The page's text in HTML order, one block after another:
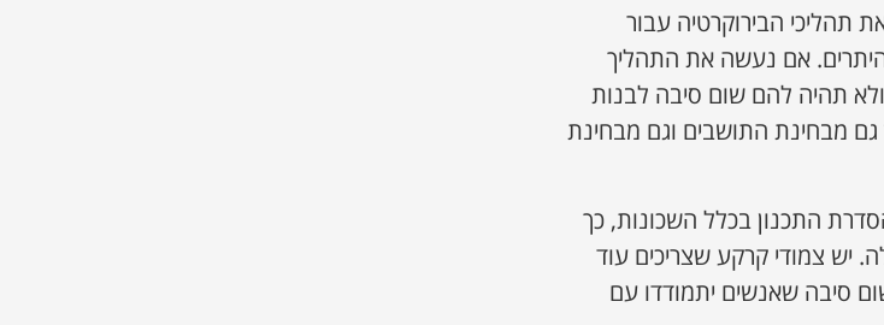
הבירוקרטיה עבור
היתרים. אם נעשה את התהליך
תהיה להם שום סיבה לבנות
גם מבחינת התושבים וגם מבחינת
התכנון בכלל השכונות, כך
צמודי קרקע שצריכים עוד
סיבה שאנשים יתמודדו עם